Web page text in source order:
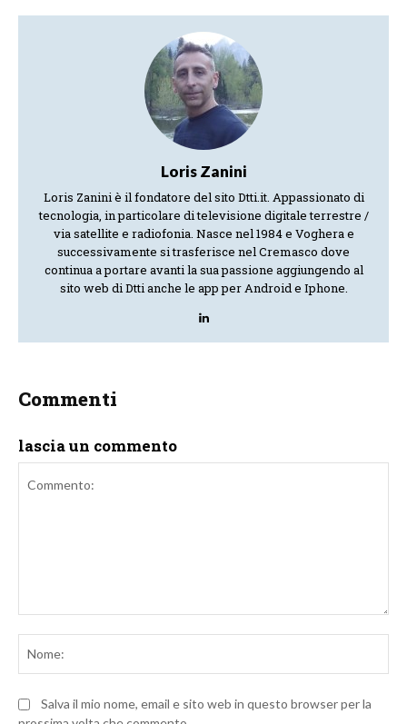
Loris Zanini
Loris Zanini è il fondatore del sito Dtti.it. Appassionato di
tecnologia, in particolare di televisione digitale terrestre /
via satellite e radiofonia. Nasce nel 1984 e Voghera e
successivamente si trasferisce nel Cremasco dove
continua a portare avanti la sua passione aggiungendo al
sito web di Dtti anche le app per Android e Iphone.
Commenti
lascia un commento
Salva il mio nome, email e sito web in questo browser per la